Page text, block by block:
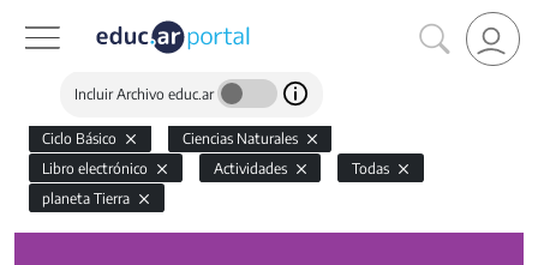
Incluir Archivo educ.ar
Ciclo Básico
Ciencias Naturales
Libro electrónico
Actividades
Todas
planeta Tierra